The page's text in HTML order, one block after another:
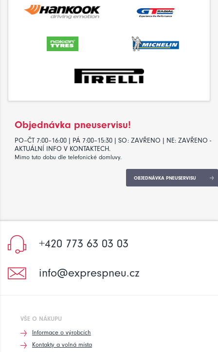
Objednávka pneuservisu!
PO–ČT 7:00–16:00 | PÁ 7:00–15:30 | SO: ZAVŘENO | NE: ZAVŘENO -
AKTUÁLNÍ INFO V KONTAKTECH.
Mimo tuto dobu dle telefonické domluvy.
OBJEDNÁVKA PNEUSERVISU
+420 773 63 03 03
info@exprespneu.cz
VŠE O NÁKUPU
Informace o výrobcích
Kontakty a volná místa